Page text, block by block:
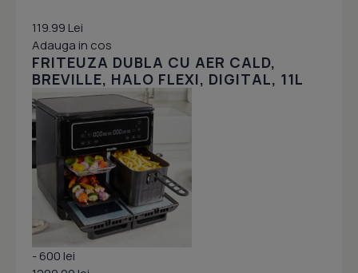
119.99 Lei
Adauga in cos
FRITEUZA DUBLA CU AER CALD,
BREVILLE, HALO FLEXI, DIGITAL, 11L
- 600 lei